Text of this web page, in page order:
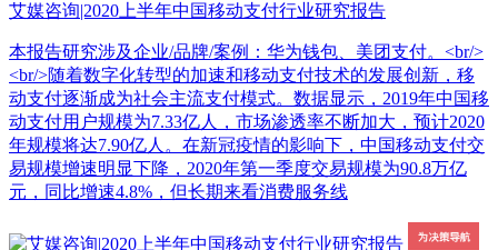
艾媒咨询|2020上半年中国移动支付行业研究报告
本报告研究涉及企业/品牌/案例：华为钱包、美团支付。<br/>
<br/>随着数字化转型的加速和移动支付技术的发展创新，移
动支付逐渐成为社会主流支付模式。数据显示，2019年中国移
动支付用户规模为7.33亿人，市场渗透率不断加大，预计2020
年规模将达7.90亿人。在新冠疫情的影响下，中国移动支付交
易规模增速明显下降，2020年第一季度交易规模为90.8万亿
元，同比增速4.8%，但长期来看消费服务线